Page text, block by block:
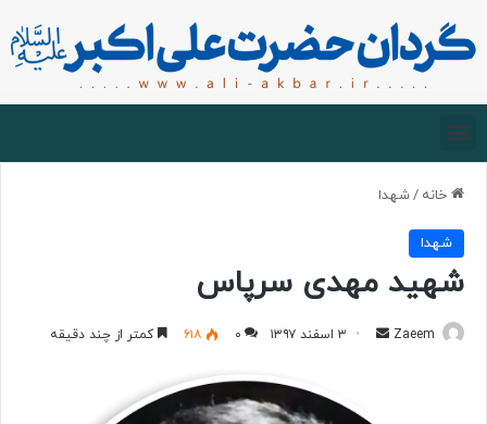
خانه /شهدا
شهدا
شهید مهدی سرپاس
Zaeem ۳ اسفند ۱۳۹۷ ۰ ۶۱۸ کمتر از چند دقیقه